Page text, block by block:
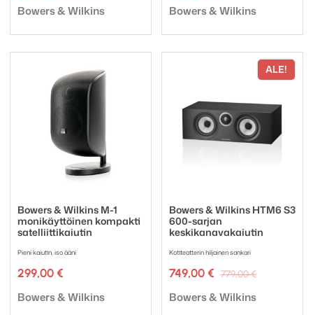
oli:
on:
Tuotemerkki:
Bowers & Wilkins Tuotemerkki:
Bowers & Wilkins
Bowers & Wilkins M-1
monikäyttöinen kompakti
satelliittikaiutin
Pieni kaiutin, iso ääni
299,00 €
Tuotemerkki:
Bowers & Wilkins
ALE!
Bowers & Wilkins HTM6 S3
600-sarjan
keskikanavakaiutin
Kotiteatterin hiljainen sankari
779,00€
oli:
749,00 €
Nykyinen
on:
Tuotemerkki:
Bowers & Wilkins